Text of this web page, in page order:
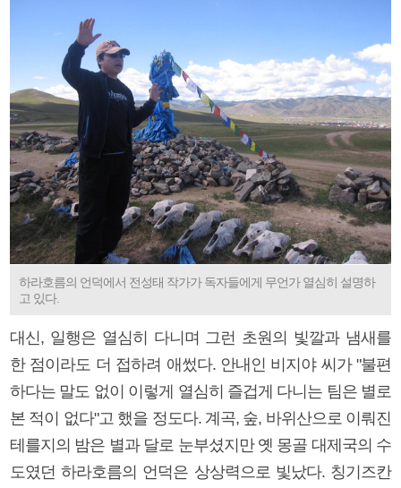
하라호름의 언덕에서 전성태 작가가 독자들에게 무언가 열심히 설명하
고 있다.
대신, 일행은 열심히 다니며 그런 초원의 빛깔과 냄새를
한 점이라도 더 접하려 애썼다. 안내인 비지야 씨가 "불편
하다는 말도 없이 이렇게 열심히 즐겁게 다니는 팀은 별로
본 적이 없다"고 했을 정도다. 계곡, 숲, 바위산으로 이뤄진
테를지의 밤은 별과 달로 눈부셨지만 옛 몽골 대제국의 수
도였던 하라호름의 언덕은 상상력으로 빛났다. 칭기즈칸